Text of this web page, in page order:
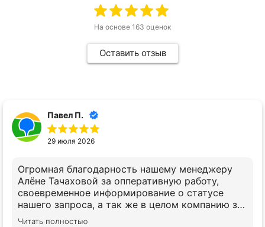
На основе 163 оценок
Оставить отзыв
Павел П.
29 июля 2026
Огромная благодарность нашему менеджеру
Алёне Тачаховой за опперативную работу,
своевременное информирование о статусе
нашего запроса, а так же в целом компанию за
предостовлямые услуги. Взаимодейтсвуем с
Читать полностью